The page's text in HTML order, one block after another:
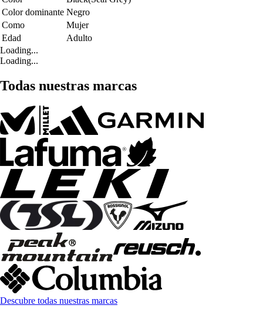
Color dominante Negro
Como
Mujer
Edad
Adulto
Loading...
Loading...
Todas nuestras marcas
Descubre todas nuestras marcas